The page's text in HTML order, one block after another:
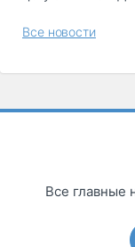
Все новости
Все главные